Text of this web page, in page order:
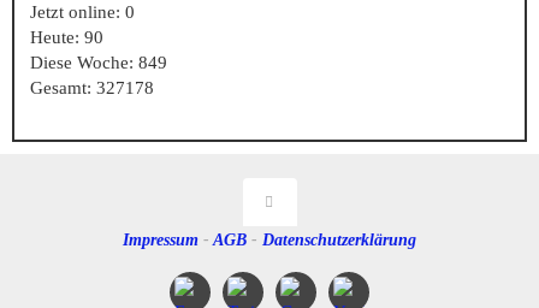
Jetzt online: 0
Heute: 90
Diese Woche: 849
Gesamt: 327178
Impressum - AGB - Datenschutzerklärung